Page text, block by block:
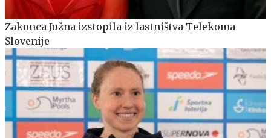
Zakonca Južna izstopila iz lastništva Telekoma
Slovenije